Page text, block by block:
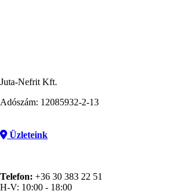
Juta-Nefrit Kft.
Adószám: 12085932-2-13
Üzleteink
Telefon: +36 30 383 22 51
H-V: 10:00 - 18:00